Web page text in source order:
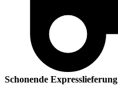
Schonende Expresslieferung